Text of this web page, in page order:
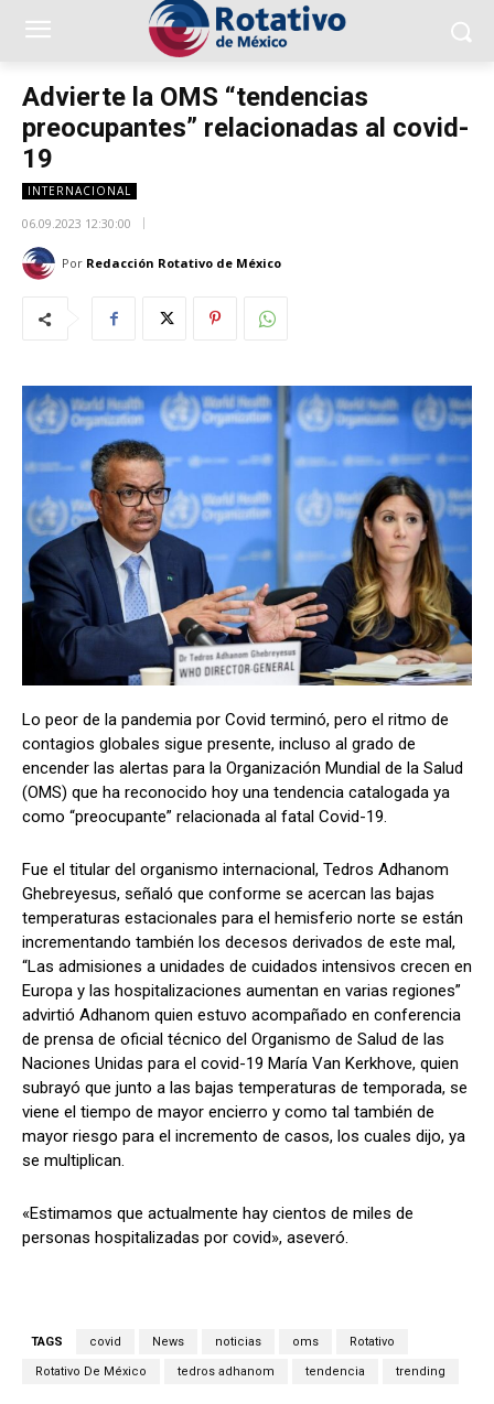
Advierte la OMS “tendencias
preocupantes” relacionadas al covid-
19
INTERNACIONAL
06.09.2023 12:30:00
Por Redacción Rotativo de México
Lo peor de la pandemia por Covid terminó, pero el ritmo de
contagios globales sigue presente, incluso al grado de
encender las alertas para la Organización Mundial de la Salud
(OMS) que ha reconocido hoy una tendencia catalogada ya
como “preocupante” relacionada al fatal Covid-19.
Fue el titular del organismo internacional, Tedros Adhanom
Ghebreyesus, señaló que conforme se acercan las bajas
temperaturas estacionales para el hemisferio norte se están
incrementando también los decesos derivados de este mal,
“Las admisiones a unidades de cuidados intensivos crecen en
Europa y las hospitalizaciones aumentan en varias regiones”
advirtió Adhanom quien estuvo acompañado en conferencia
de prensa de oficial técnico del Organismo de Salud de las
Naciones Unidas para el covid-19 María Van Kerkhove, quien
subrayó que junto a las bajas temperaturas de temporada, se
viene el tiempo de mayor encierro y como tal también de
mayor riesgo para el incremento de casos, los cuales dijo, ya
se multiplican.
«Estimamos que actualmente hay cientos de miles de
personas hospitalizadas por covid», aseveró.
TAGS covid News noticias oms Rotativo
Rotativo De México tedros adhanom tendencia trending